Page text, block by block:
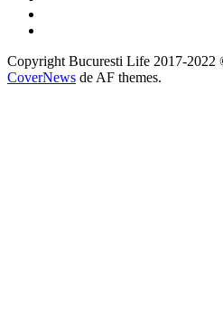
Copyright Bucuresti Life 2017-2022
CoverNews de AF themes.